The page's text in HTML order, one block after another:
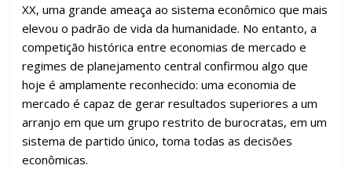
XX, uma grande ameaça ao sistema econômico que mais
elevou o padrão de vida da humanidade. No entanto, a
competição histórica entre economias de mercado e
regimes de planejamento central confirmou algo que
hoje é amplamente reconhecido: uma economia de
mercado é capaz de gerar resultados superiores a um
arranjo em que um grupo restrito de burocratas, em um
sistema de partido único, toma todas as decisões
econômicas.